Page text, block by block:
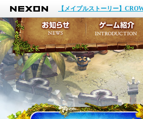
NEXON
【メイプルストーリー】
お知らせ
イベント
アップデー
メンテナンス